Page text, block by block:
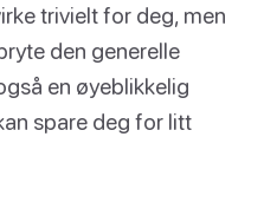
trivielt for deg, men
den generelle
en øyeblikkelig
spare deg for litt